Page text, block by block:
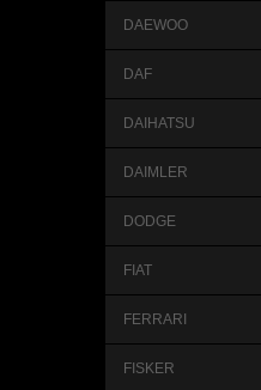
DAEWOO
DAF
DAIHATSU
DAIMLER
DODGE
FIAT
FERRARI
FISKER